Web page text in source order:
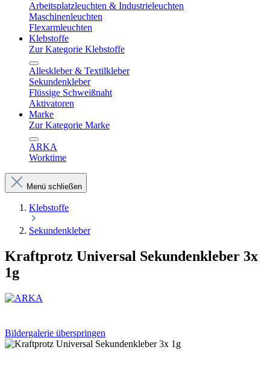
Arbeitsplatzleuchten & Industrieleuchten
Maschinenleuchten
Flexarmleuchten
Klebstoffe
Zur Kategorie Klebstoffe
Alleskleber & Textilkleber
Sekundenkleber
Flüssige Schweißnaht
Aktivatoren
Marke
Zur Kategorie Marke
ARKA
Worktime
Menü schließen
Klebstoffe
Sekundenkleber
Kraftprotz Universal Sekundenkleber 3x
1g
Bildergalerie überspringen